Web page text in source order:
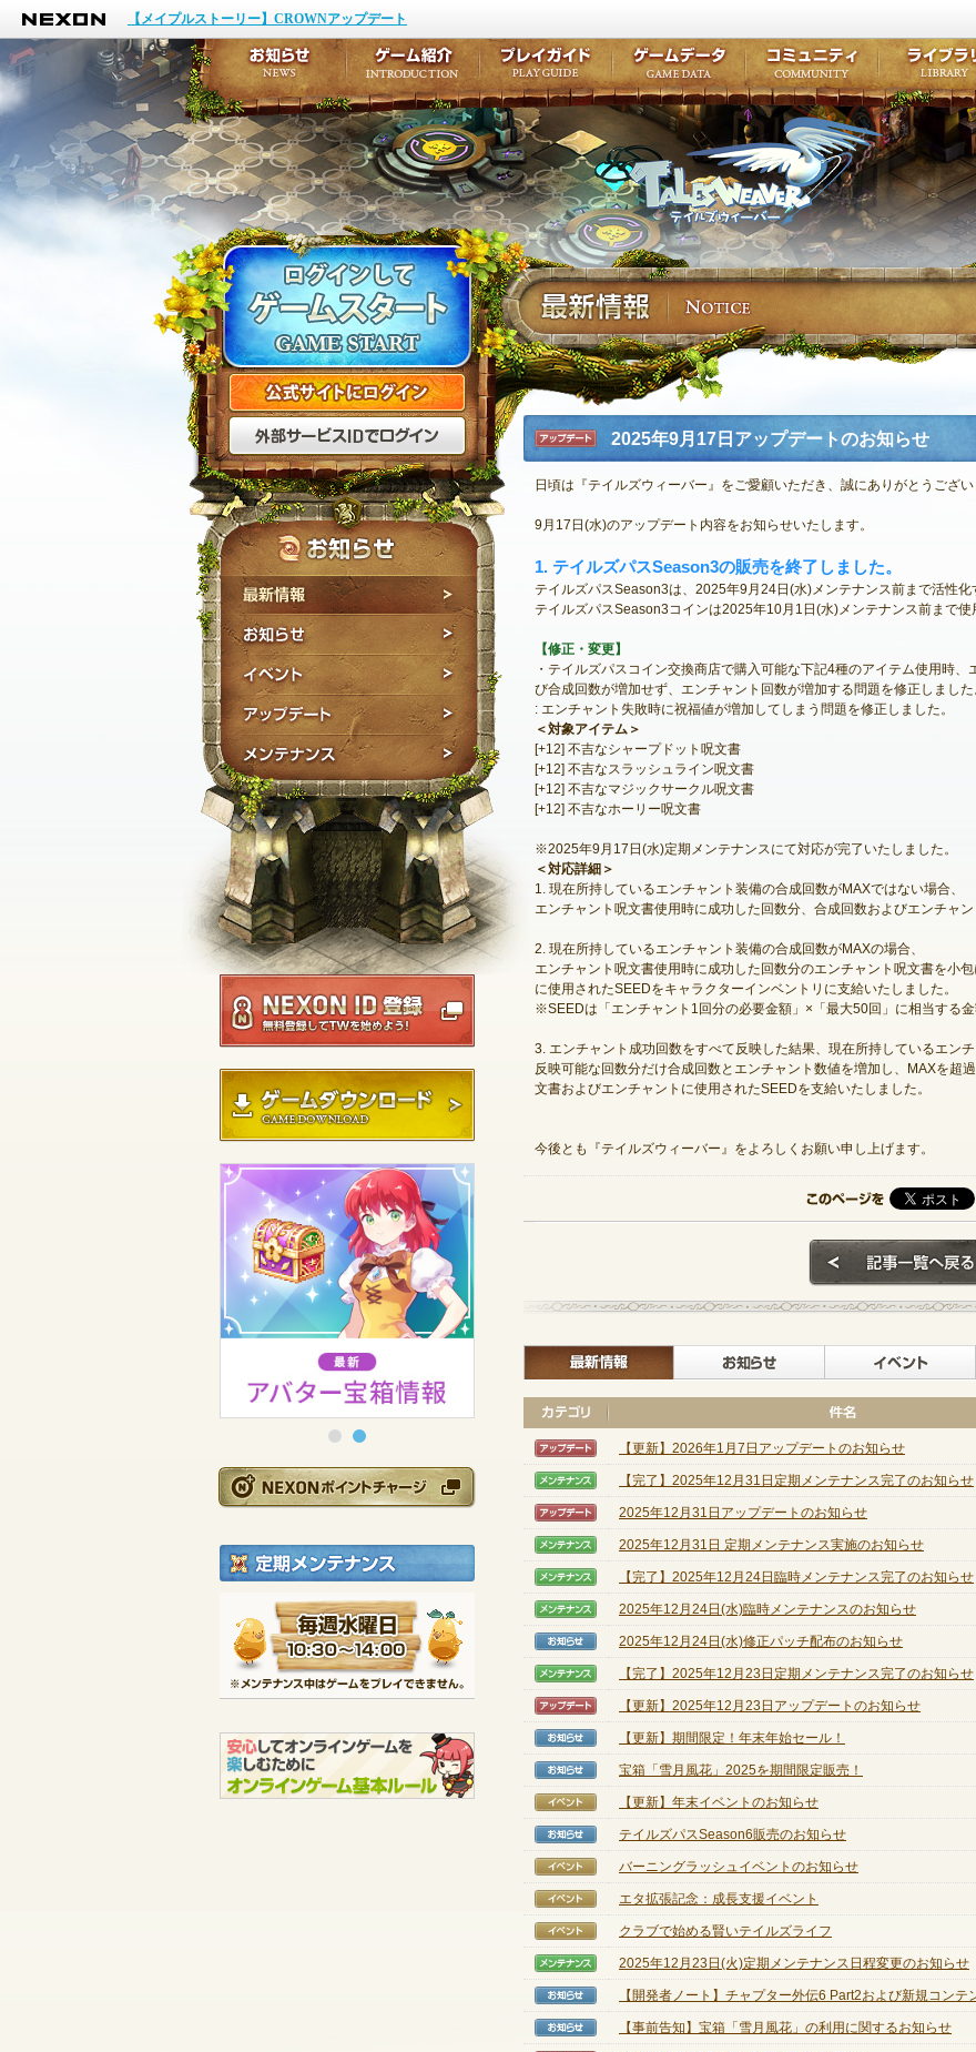
NEXON
【メイプルストーリー】CROWNアップデート
テイ
公式サイトにログイン
外部サービスIDでログイン
最新情報
イベント
アップデート
メンテナンス
NEXON ID登録
ゲームダウンロード
NEXONポイントチャージ
定期メンテナンス
毎週水曜日 10:30～14:00
※メンテナンス中はゲームをプレイできません。
アップデ
ート
2025年9月17日アップデートのお知らせ
日頃は『テイルズウィーバー』をご愛顧いただき、誠にありがとうござい
9月17日(水)のアップデート内容をお知らせいたします。
1. テイルズパスSeason3の販売を終了しました。
テイルズパスSeason3は、2025年9月24日(水)メンテナンス前まで活性化
テイルズパスSeason3コインは2025年10月1日(水)メンテナンス前まで使
【修正・変更】
・テイルズパスコイン交換商店で購入可能な下記4種のアイテム使用時
び合成回数が増加せず、エンチャント回数が増加する問題を修正しました
: エンチャント失敗時に祝福値が増加してしまう問題を修正しました。
＜対象アイテム＞
[+12] 不吉なシャープドット呪文書
[+12] 不吉なスラッシュライン呪文書
[+12] 不吉なマジックサークル呪文書
[+12] 不吉なホーリー呪文書
※2025年9月17日(水)定期メンテナンスにて対応が完了いたしました。
＜対応詳細＞
1. 現在所持しているエンチャント装備の合成回数がMAXではない場合、
エンチャント呪文書使用時に成功した回数分、合成回数およびエンチャ
2. 現在所持しているエンチャント装備の合成回数がMAXの場合、
エンチャント呪文書使用時に成功した回数分のエンチャント呪文書を小
に使用されたSEEDをキャラクターインベントリに支給いたしました。
※SEEDは「エンチャント1回分の必要金額」×「最大50回」に相当する金
3. エンチャント成功回数をすべて反映した結果、現在所持しているエン
反映可能な回数分だけ合成回数とエンチャント数値を増加し、MAXを超
文書およびエンチャントに使用されたSEEDを支給いたしました。
今後とも『テイルズウィーバー』をよろしくお願い申し上げます。
最新情報 お知らせ
【アップデート】
【更新】2026年1月7日アップデートのお知らせ
【メンテナンス】
【完了】2025年12月31日定期メンテナンス完了のお知らせ
【アップデート】
2025年12月31日アップデートのお知らせ
【メンテナンス】
2025年12月31日 定期メンテナンス実施のお知らせ
【メンテナンス】
【完了】2025年12月24日臨時メンテナンス完了のお知らせ
【メンテナンス】
2025年12月24日(水)臨時メンテナンスのお知らせ
【お知らせ】
2025年12月24日(水)修正パッチ配布のお知らせ
【メンテナンス】
【完了】2025年12月23日定期メンテナンス完了のお知らせ
【アップデート】
【更新】2025年12月23日アップデートのお知らせ
【お知らせ】
【更新】期間限定！年末年始セール！
【お知らせ】
宝箱「雪月風花」2025を期間限定販売！
【イベント】
【更新】年末イベントのお知らせ
【お知らせ】
テイルズパスSeason6販売のお知らせ
【イベント】
バーニングラッシュイベントのお知らせ
【イベント】
エタ拡張記念：成長支援イベント
【イベント】
クラブで始める賢いテイルズライフ
【メンテナンス】
2025年12月23日(火)定期メンテナンス日程変更のお知らせ
【お知らせ】
【開発者ノート】チャプター外伝6 Part2および新規コンテ
【お知らせ】
【事前告知】宝箱「雪月風花」の利用に関するお知らせ
お知らせ
イベント
アップデート
メンテナンス
ゲーム紹介
ここだけは知っておこうプレイガイド
ワープポイント
ゲームデータ
ルーンスキル
コミュニテ
コミュ